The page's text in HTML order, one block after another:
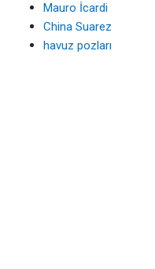
Mauro İcardi
China Suarez
havuz pozları